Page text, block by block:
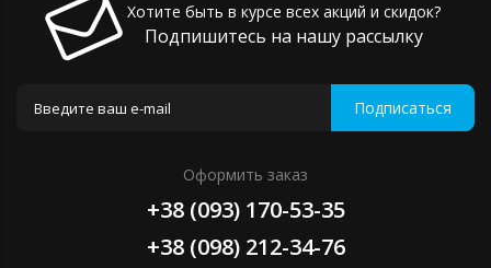
Хотите быть в курсе всех акций и скидок?
Подпишитесь на нашу рассылку
Подписаться
Оформить заказ
+38 (093) 170-53-35
+38 (098) 212-34-76